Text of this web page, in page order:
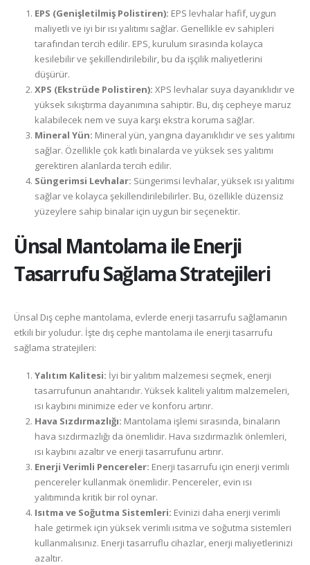
EPS (Genişletilmiş Polistiren): EPS levhalar hafif, uygun
maliyetli ve iyi bir ısı yalıtımı sağlar. Genellikle ev sahipleri
tarafından tercih edilir. EPS, kurulum sırasında kolayca
kesilebilir ve şekillendirilebilir, bu da işçilik maliyetlerini
düşürür.
XPS (Ekstrüde Polistiren): XPS levhalar suya dayanıklıdır ve
yüksek sıkıştırma dayanımına sahiptir. Bu, dış cepheye maruz
kalabilecek nem ve suya karşı ekstra koruma sağlar.
Mineral Yün: Mineral yün, yangına dayanıklıdır ve ses yalıtımı
sağlar. Özellikle çok katlı binalarda ve yüksek ses yalıtımı
gerektiren alanlarda tercih edilir.
Süngerimsi Levhalar: Süngerimsi levhalar, yüksek ısı yalıtımı
sağlar ve kolayca şekillendirilebilirler. Bu, özellikle düzensiz
yüzeylere sahip binalar için uygun bir seçenektir.
Ünsal Mantolama ile Enerji
Tasarrufu Sağlama Stratejileri
Ünsal Dış cephe mantolama, evlerde enerji tasarrufu sağlamanın
etkili bir yoludur. İşte dış cephe mantolama ile enerji tasarrufu
sağlama stratejileri:
Yalıtım Kalitesi: İyi bir yalıtım malzemesi seçmek, enerji
tasarrufunun anahtarıdır. Yüksek kaliteli yalıtım malzemeleri,
ısı kaybını minimize eder ve konforu artırır.
Hava Sızdırmazlığı: Mantolama işlemi sırasında, binaların
hava sızdırmazlığı da önemlidir. Hava sızdırmazlık önlemleri,
ısı kaybını azaltır ve enerji tasarrufunu artırır.
Enerji Verimli Pencereler: Enerji tasarrufu için enerji verimli
pencereler kullanmak önemlidir. Pencereler, evin ısı
yalıtımında kritik bir rol oynar.
Isıtma ve Soğutma Sistemleri: Evinizi daha enerji verimli
hale getirmek için yüksek verimli ısıtma ve soğutma sistemleri
kullanmalısınız. Enerji tasarruflu cihazlar, enerji maliyetlerinizi
azaltır.